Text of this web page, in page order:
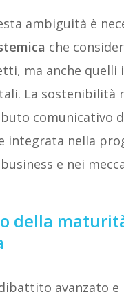
ambiguità è
che
ma anche quelli
La sostenibilità
comunicativo
integrata nella
e nei
della
avanzato e